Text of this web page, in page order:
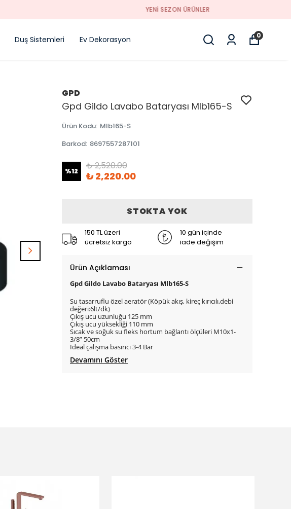
Duş Sistemleri Ev Dekorasyon 0
GPD
Gpd Gildo Lavabo Bataryası Mlb165-S
Ürün Kodu: Mlb165-S
Barkod: 8697557287101
%12 ₺ 2,520.00
₺ 2,220.00
STOKTA YOK
150 TL üzeri
ücretsiz kargo
10 gün içinde
iade değişim
Ürün Açıklaması
Gpd Gildo Lavabo Bataryası Mlb165-S
Su tasarruflu özel aeratör (Köpük akış, kireç kırıcılı,debi
değeri:6lt/dk)
Çıkış ucu uzunluğu 125 mm
Çıkış ucu yüksekliği 110 mm
Sıcak ve soğuk su fleks hortum bağlantı ölçüleri M10x1-
3/8” 50cm
İdeal çalışma basıncı 3-4 Bar
Devamını Göster